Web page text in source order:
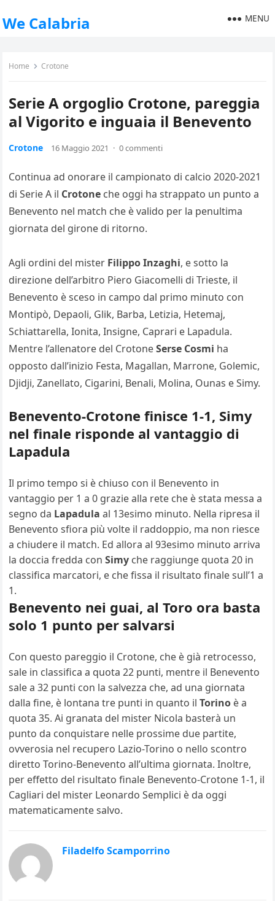
We Calabria MENU
Home Crotone
Serie A orgoglio Crotone, pareggia
al Vigorito e inguaia il Benevento
Crotone 16 Maggio 2021 · 0 commenti
Continua ad onorare il campionato di calcio 2020-2021
di Serie A il Crotone che oggi ha strappato un punto a
Benevento nel match che è valido per la penultima
giornata del girone di ritorno.
Agli ordini del mister Filippo Inzaghi, e sotto la
direzione dell’arbitro Piero Giacomelli di Trieste, il
Benevento è sceso in campo dal primo minuto con
Montipò, Depaoli, Glik, Barba, Letizia, Hetemaj,
Schiattarella, Ionita, Insigne, Caprari e Lapadula.
Mentre l’allenatore del CrotoneSerse Cosmi ha
opposto dall’inizio Festa, Magallan, Marrone, Golemic,
Djidji, Zanellato, Cigarini, Benali, Molina, Ounas e Simy.
Benevento-Crotone finisce 1-1, Simy
nel finale risponde al vantaggio di
Lapadula
Il primo tempo si è chiuso con il Benevento in
vantaggio per 1 a 0 grazie alla rete che è stata messa a
segno da Lapadula al 13esimo minuto. Nella ripresa il
Benevento sfiora più volte il raddoppio, ma non riesce
a chiudere il match. Ed allora al 93esimo minuto arriva
la doccia fredda conSimy che raggiunge quota 20 in
classifica marcatori, e che fissa il risultato finale sull’1 a
1.
Benevento nei guai, al Toro ora basta
solo 1 punto per salvarsi
Con questo pareggio il Crotone, che è già retrocesso,
sale in classifica a quota 22 punti, mentre il Benevento
sale a 32 punti con la salvezza che, ad una giornata
dalla fine, è lontana tre punti in quanto ilTorino è a
quota 35. Ai granata del mister Nicola basterà un
punto da conquistare nelle prossime due partite,
ovverosia nel recupero Lazio-Torino o nello scontro
diretto Torino-Benevento all’ultima giornata. Inoltre,
per effetto del risultato finale Benevento-Crotone 1-1, il
Cagliari del mister Leonardo Semplici è da oggi
matematicamente salvo.
Filadelfo Scamporrino